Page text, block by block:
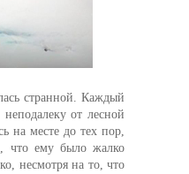
странной. Каждый
от лесной
на месте до тех пор,
что ему было жалко
несмотря на то, что